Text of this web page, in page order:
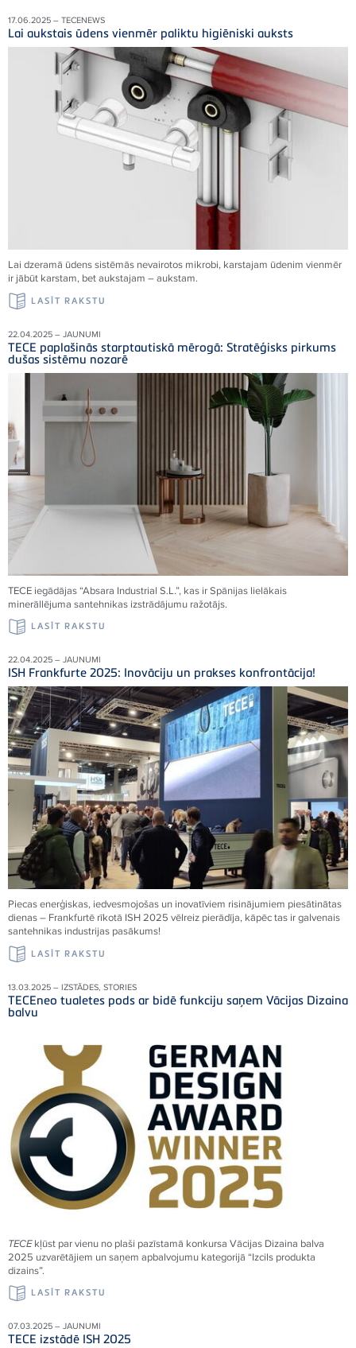
17.06.2025 – TECENEWS
Lai aukstais ūdens vienmēr paliktu higiēniski auksts
Lai dzeramā ūdens sistēmās nevairotos mikrobi, karstajam ūdenim vienmēr
ir jābūt karstam, bet aukstajam – aukstam.
LASĪT RAKSTU
22.04.2025 – JAUNUMI
TECE paplašinās starptautiskā mērogā: Stratēģisks pirkums
dušas sistēmu nozarē
TECE iegādājas “Absara Industrial S.L.”, kas ir Spānijas lielākais
minerāllējuma santehnikas izstrādājumu ražotājs.
LASĪT RAKSTU
22.04.2025 – JAUNUMI
ISH Frankfurte 2025: Inovāciju un prakses konfrontācija!
Piecas enerģiskas, iedvesmojošas un inovatīviem risinājumiem piesātinātas
dienas – Frankfurtē rīkotā ISH 2025 vēlreiz pierādīja, kāpēc tas ir galvenais
santehnikas industrijas pasākums!
LASĪT RAKSTU
13.03.2025 – IZSTĀDES, STORIES
TECEneo tualetes pods ar bidē funkciju saņem Vācijas Dizaina
balvu
TECEkļūst par vienu no plaši pazīstamā konkursa Vācijas Dizaina balva
2025 uzvarētājiem un saņem apbalvojumu kategorijā “Izcils produkta
dizains”.
LASĪT RAKSTU
07.03.2025 – JAUNUMI
TECE izstādē ISH 2025